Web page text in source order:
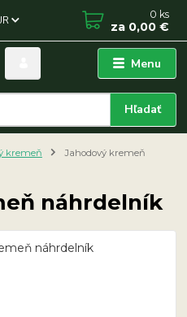
Menu
Hľadať
0 ks
za 0,00 €
kremeň
Jahodový kremeň
náhrdelník